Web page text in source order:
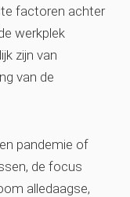
factoren achter
werkplek
zijn van
van de
pandemie of
de focus
alledaagse,